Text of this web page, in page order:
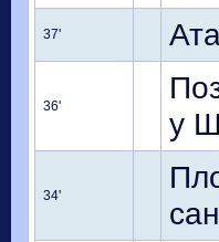
37'
36'
у
34'